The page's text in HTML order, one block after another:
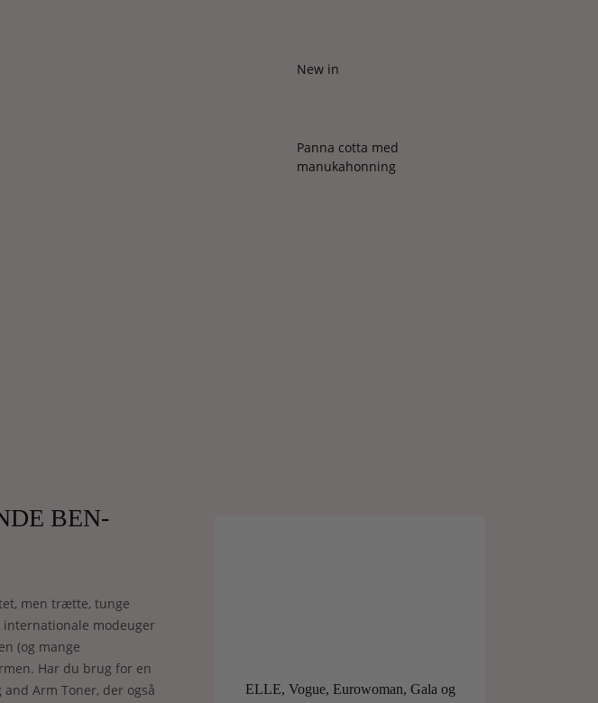
BEN-
men trætte, tunge
modeuger
(og mange
Har du brug for en
Arm Toner, der også
New in
Panna cotta med
manukahonning
ELLE, Vogue, Eurowoman, Gala og